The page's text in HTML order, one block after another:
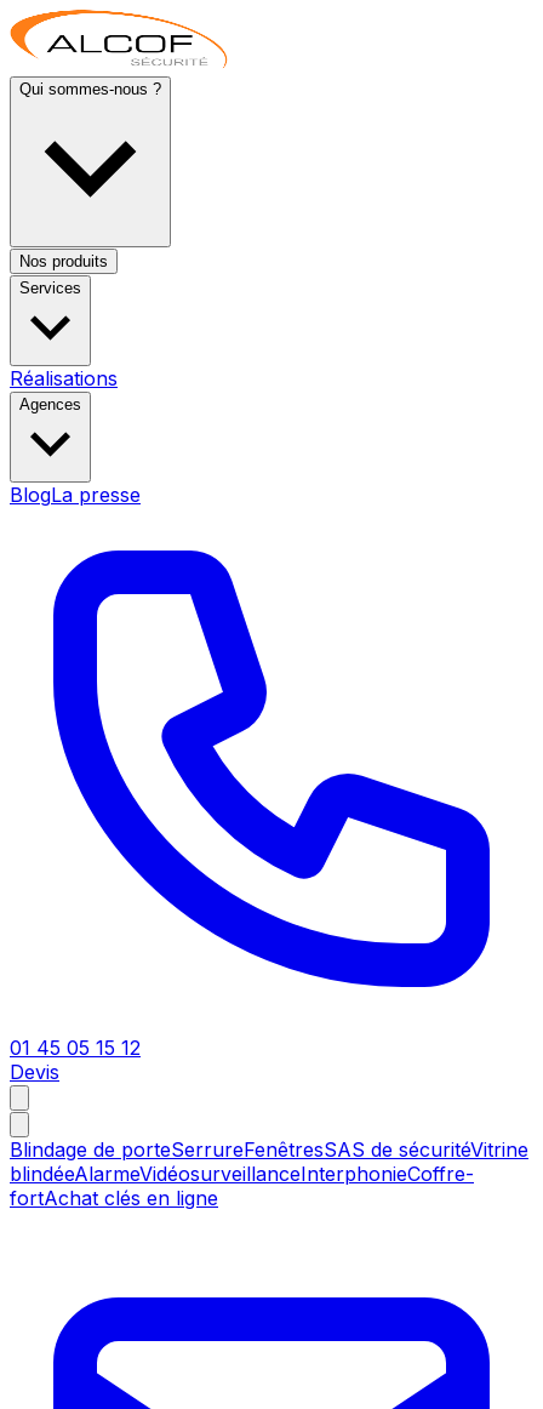
Qui sommes-nous ?
Nos produits
Services
Réalisations
Agences
BlogLa presse
01 45 05 15 12
Devis
Blindage de porteSerrureFenêtresSAS de sécuritéVitrine
blindéeAlarmeVidéosurveillanceInterphonieCoffre-
fortAchat clés en ligne